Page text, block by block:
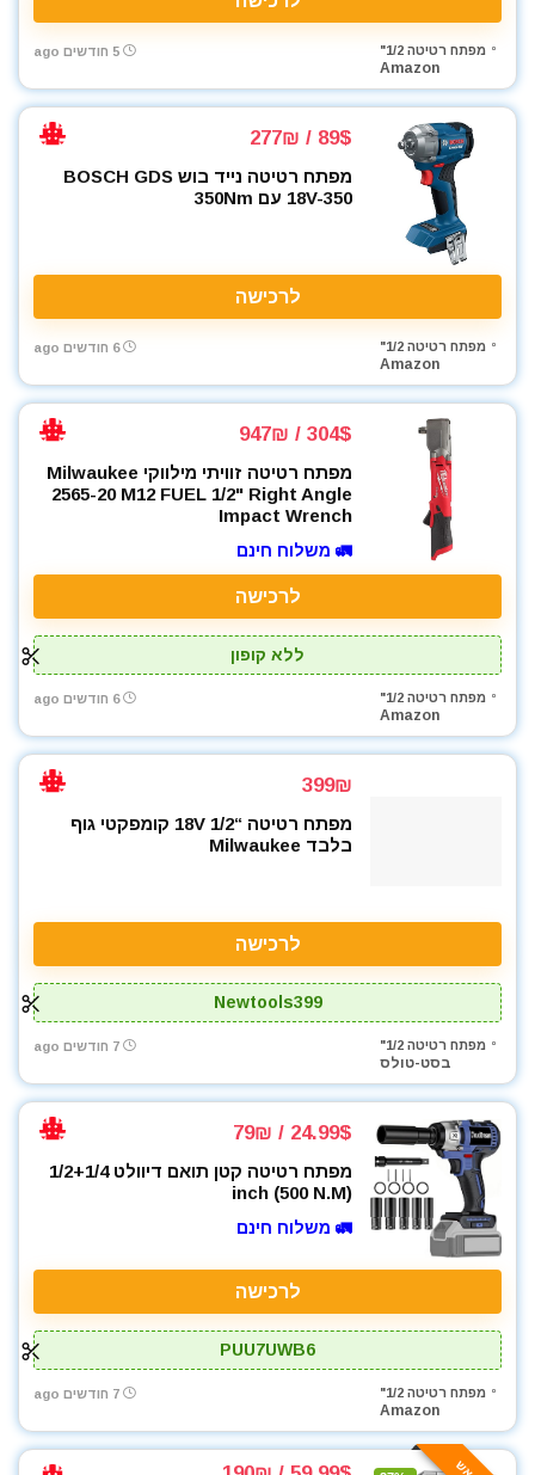
מפתח רטיטה 1/2"
Amazon
5 חודשים ago
89$ / 277₪
מפתח רטיטה נייד בוש BOSCH GDS
18V-350 עם 350Nm
לרכישה
מפתח רטיטה 1/2"
Amazon
6 חודשים ago
304$ / 947₪
מפתח רטיטה זוויתי מילווקי Milwaukee
2565-20 M12 FUEL 1/2" Right Angle
Impact Wrench
🚛 משלוח חינם
לרכישה
ללא קופון
מפתח רטיטה 1/2"
Amazon
6 חודשים ago
399₪
מפתח רטיטה “1/2 18V קומפקטי גוף
בלבד Milwaukee
לרכישה
Newtools399
מפתח רטיטה 1/2"
בסט-טולס
7 חודשים ago
24.99$ / 79₪
מפתח רטיטה קטן תואם דיוולט 1/2+1/4
inch (500 N.M)
🚛 משלוח חינם
לרכישה
PUU7UWB6
מפתח רטיטה 1/2"
Amazon
7 חודשים ago